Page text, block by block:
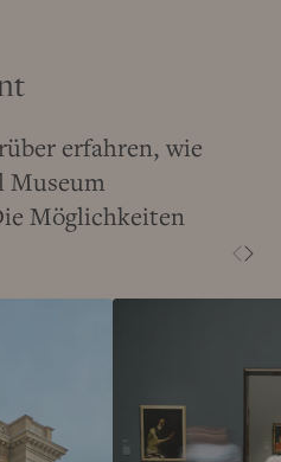
erfahren, wie
Museum
Möglichkeiten